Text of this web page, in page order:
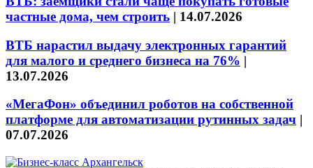
частные дома, чем строить | 14.07.2026
ВТБ нарастил выдачу электронных гарантий
для малого и среднего бизнеса на 76% |
13.07.2026
«МегаФон» объединил роботов на собственной
платформе для автоматизации рутинных задач |
07.07.2026